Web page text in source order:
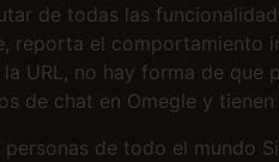
de todas las
reporta el comportamiento
URL, no hay forma de que
de chat en Omegle y
de todo el mundo